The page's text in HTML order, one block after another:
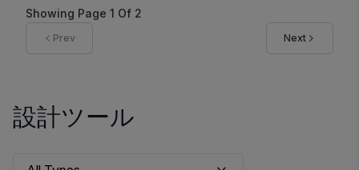
Showing Page 1 Of 2
Prev Next
設計ツール